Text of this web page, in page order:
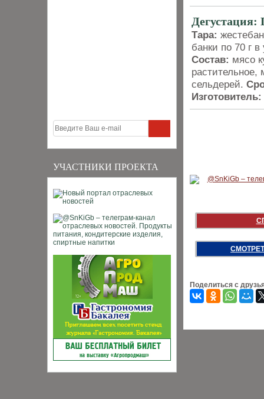
УЧАСТНИКИ ПРОЕКТА
Тара:
банки по 70 г в
Состав: мясо
растительное,
сельдерей.
Изготовитель:
Поделиться с